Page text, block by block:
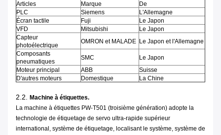
Articles Marque
De
PLC
Siemens
L'Allemagne
Écran tactile
Fuji
Le Japon
VFD
Mitsubishi
Le Japon
Capteur
photoélectrique
OMRON et MALADE
Le Japon et l'Allemagne
Composants
pneumatiques
SMC
Le Japon
Moteur principal
ABB
Suisse
D'autres moteurs
Domestique La Chine
2.2. Machine à étiquettes.
La machine à étiquettes PW-T501 (troisième génération) adopte la
technologie de étiquetage de servo ultra-rapide supérieur
international, système de étiquetage, localisant le système, système de